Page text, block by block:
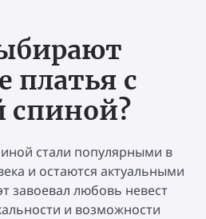
платья с
спиной?
стали популярными в
и остаются актуальными
завоевал любовь невест
и возможности